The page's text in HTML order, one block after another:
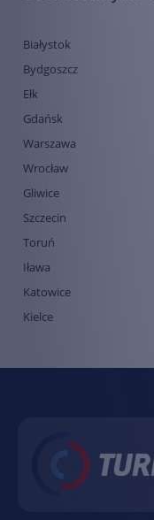
Białystok
Bydgoszcz
Ełk
Gdańsk
Warszawa
Wrocław
Gliwice
Szczecin
Toruń
Iława
Katowice
Kielce